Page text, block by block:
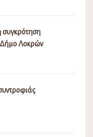
Λοκρών